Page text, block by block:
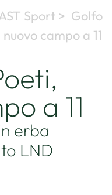
Sport > Golfo
campo a 11
a 11
erba
LND